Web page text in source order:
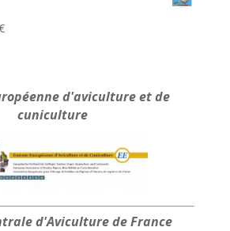
Plage
à
35.00 €
d'aviculture et de
cuniculture
d'Aviculture de France